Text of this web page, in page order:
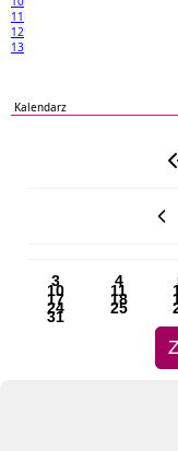
11
12
13
Kalendarz
3 4
10 11
17 18
24 25
31